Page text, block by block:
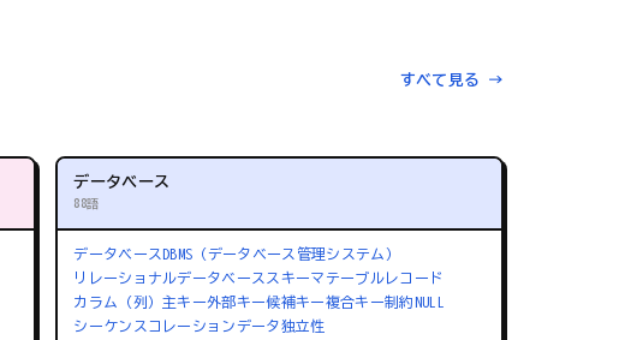
すべて見る →
データベース
88語
データベースDBMS（データベース管理システム）
リレーショナルデータベース スキーマ テーブルレコード
カラム（列）主キー外部キー候補キー複合キー制約NULL
シーケンス コレーションデータ独立性